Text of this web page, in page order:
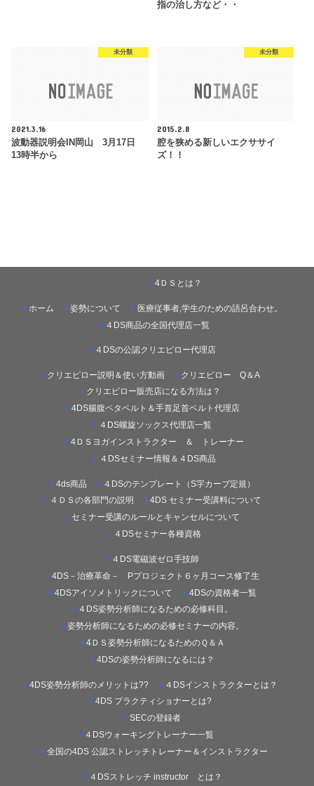
指の治し方など・・
未分類
2021.3.16
波動器説明会IN岡山 3月17日
13時半から
未分類
2015.2.8
腔を狭める新しいエクササイ
ズ！！
ホーム
4ＤＳとは？
姿勢について
医療従事者,学生のための語呂合わせ。
４DS商品の全国代理店一覧
４DSの公認クリエピロー代理店
クリエピロー説明＆使い方動画
クリエピロー Q＆A
クリエピロー販売店になる方法は？
4DS腸腹ペタベルト＆手首足首ベルト代理店
４DS螺旋ソックス代理店一覧
4ＤＳヨガインストラクター ＆ トレーナー
４DSセミナー情報＆４DS商品
4ds商品
４DSのテンプレート（S字カーブ定規）
４ＤＳの各部門の説明
4DS セミナー受講料について
セミナー受講のルールとキャンセルについて
４DSセミナー各種資格
４DS電磁波ゼロ手技師
4DS－治療革命－ Pプロジェクト６ヶ月コース修了生
4DSアイソメトリックについて
4DSの資格者一覧
４DS姿勢分析師になるための必修科目。
姿勢分析師になるための必修セミナーの内容。
4ＤＳ姿勢分析師になるためのＱ＆Ａ
4DSの姿勢分析師になるには？
4DS姿勢分析師のメリットは??
４DSインストラクターとは？
4DS プラクティショナーとは?
SECの登録者
４DSウォーキングトレーナー一覧
全国の4DS 公認ストレッチトレーナー＆インストラクター
４DSストレッチ instructor とは？